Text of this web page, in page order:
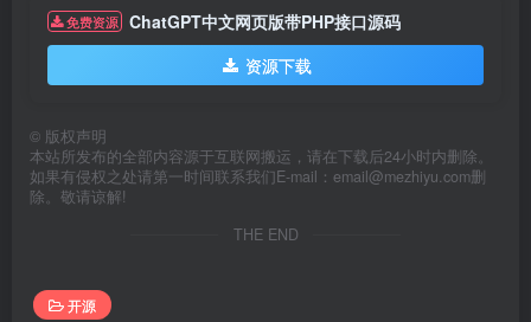
免费资源 ChatGPT中文网页版带PHP接口源码
资源下载
© 版权声明
本站所发布的全部内容源于互联网搬运，请在下载后24小时内删除。
如果有侵权之处请第一时间联系我们E-mail：email@mezhiyu.com删
除。敬请谅解!
THE END
开源